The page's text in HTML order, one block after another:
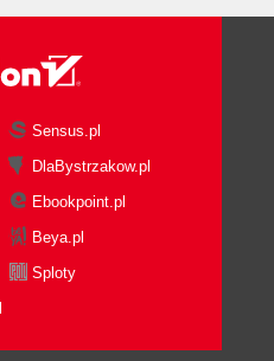
Sensus.pl
DlaBystrzakow.pl
Ebookpoint.pl
Beya.pl
Sploty